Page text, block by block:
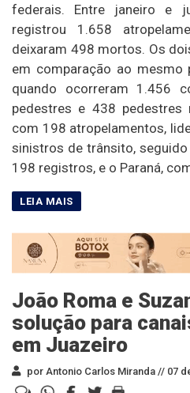
federais. Entre janeiro e
registrou 1.658
deixaram 498 mortos. Os
em comparação ao mesmo
quando ocorreram 1.456
pedestres e 438 pedestres
com 198 atropelamentos,
sinistros de trânsito,
198 registros, e o Paraná,
João Roma e
solução para
em Juazeiro
por Antonio Carlos Miranda // 07